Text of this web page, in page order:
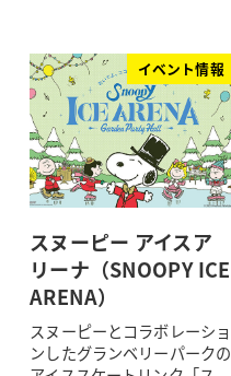
イベント情報
スヌーピー アイスア
リーナ（SNOOPY ICE
ARENA）
スヌーピーとコラボレーショ
ンしたグランベリーパークの